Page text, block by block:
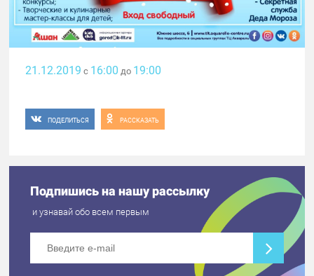
21.12.2019 с 16:00 до 19:00
ПОДЕЛИТЬСЯ РАССКАЗАТЬ
Подпишись на нашу рассылку
и узнавай обо всем первым